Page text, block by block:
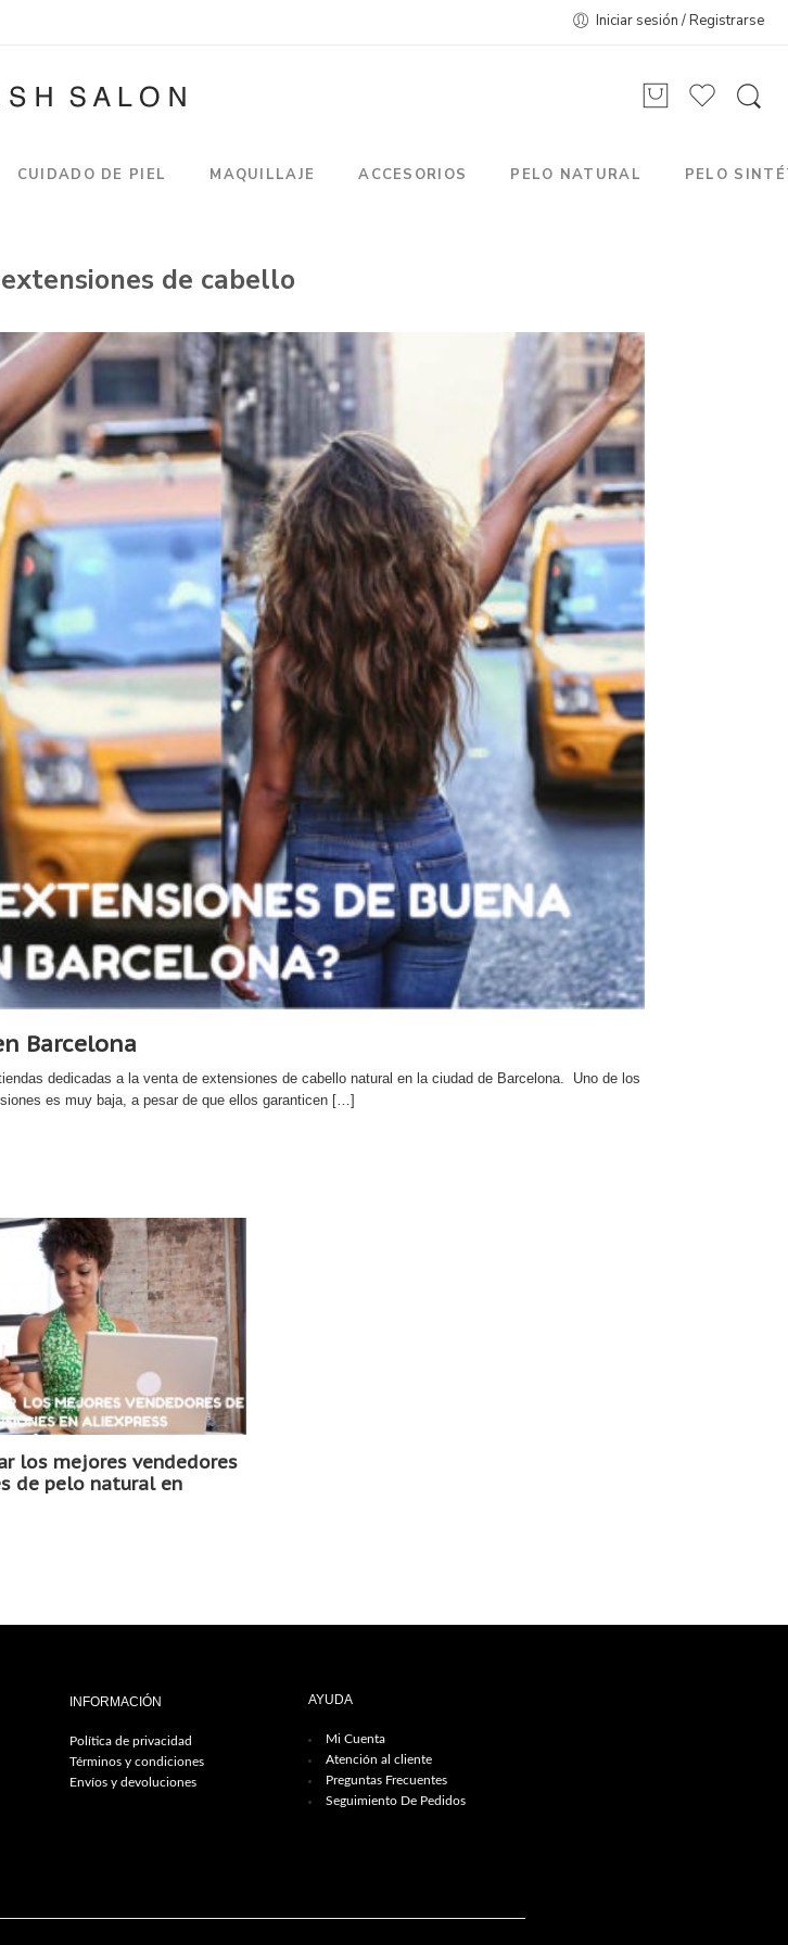
Iniciar sesión / Registrarse
CUIDADO DE PIEL MAQUILLAJE ACCESORIOS PELO NATURAL PELO
extensiones de cabello
Barcelona
dedicadas a la venta de extensiones de cabello natural en la ciudad de Barcelona. Uno de los
es muy baja, a pesar de que ellos garanticen […]
los mejores vendedores
de pelo natural en
INFORMACIÓN
Política de privacidad
Términos y condiciones
Envíos y devoluciones
AYUDA
Mi Cuenta
Atención al cliente
Preguntas Frecuentes
Seguimiento De Pedidos